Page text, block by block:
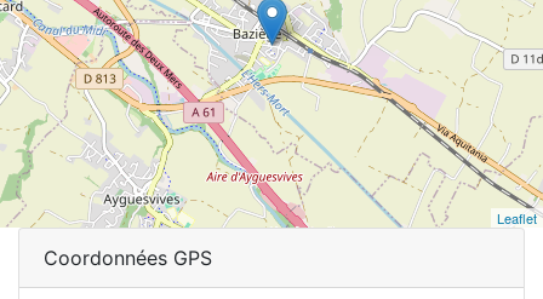
Leaflet
Coordonnées GPS